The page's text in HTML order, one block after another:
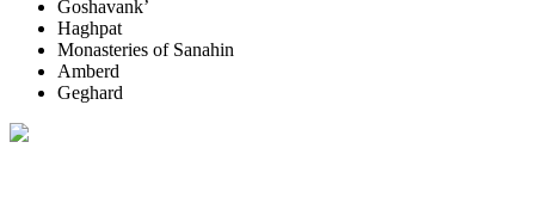
Goshavank’
Haghpat
Monasteries of Sanahin
Amberd
Geghard